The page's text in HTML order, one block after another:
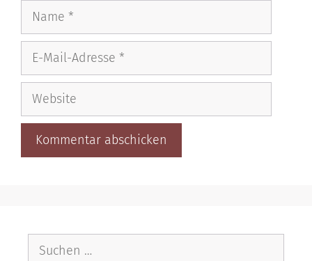
Name
Adresse
Website